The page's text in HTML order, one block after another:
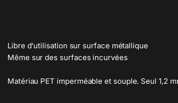
Libre d'utilisation sur surface métallique
Même sur des surfaces incurvées
Matériau PET imperméable et souple. Seul 1,2